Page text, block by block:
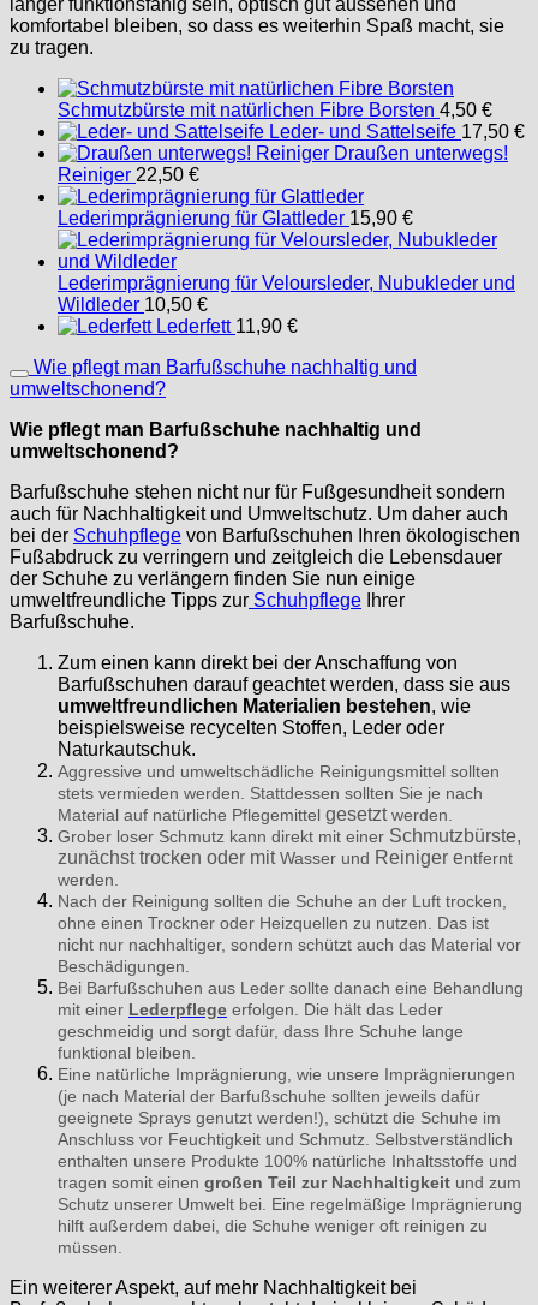
länger funktionsfähig sein, optisch gut aussehen und
komfortabel bleiben, so dass es weiterhin Spaß macht, sie
zu tragen.
Schmutzbürste mit natürlichen Fibre Borsten 4,50 €
Leder- und Sattelseife 17,50 €
Draußen unterwegs!
Reiniger 22,50 €
Lederimprägnierung für Glattleder 15,90 €
Lederimprägnierung für Veloursleder, Nubukleder und
Wildleder 10,50 €
Lederfett 11,90 €
Wie pflegt man Barfußschuhe nachhaltig und
umweltschonend?
Wie pflegt man Barfußschuhe nachhaltig und
umweltschonend?
Barfußschuhe stehen nicht nur für Fußgesundheit sondern
auch für Nachhaltigkeit und Umweltschutz. Um daher auch
bei der Schuhpflege von Barfußschuhen Ihren ökologischen
Fußabdruck zu verringern und zeitgleich die Lebensdauer
der Schuhe zu verlängern finden Sie nun einige
umweltfreundliche Tipps zur Schuhpflege Ihrer
Barfußschuhe.
Zum einen kann direkt bei der Anschaffung von
Barfußschuhen darauf geachtet werden, dass sie aus
umweltfreundlichen Materialien bestehen, wie
beispielsweise recycelten Stoffen, Leder oder
Naturkautschuk.
Aggressive und umweltschädliche Reinigungsmittel sollten
stets vermieden werden. Stattdessen sollten Sie je nach
Material auf natürliche Pflegemittel gesetztwerden.
Grober loser Schmutz kann direkt mit einer Schmutzbürste,
zunächst trocken oder mitWasser und Reiniger entfernt
werden.
Nach der Reinigung sollten die Schuhe an der Luft trocken,
ohne einen Trockner oder Heizquellen zu nutzen. Das ist
nicht nur nachhaltiger, sondern schützt auch das Material vor
Beschädigungen.
Bei Barfußschuhen aus Leder sollte danach eine Behandlung
mit einer Lederpflege erfolgen. Die hält das Leder
geschmeidig und sorgt dafür, dass Ihre Schuhe lange
funktional bleiben.
Eine natürliche Imprägnierung, wie unsere Imprägnierungen
(je nach Material der Barfußschuhe sollten jeweils dafür
geeignete Sprays genutzt werden!), schützt die Schuhe im
Anschluss vor Feuchtigkeit und Schmutz. Selbstverständlich
enthalten unsere Produkte 100% natürliche Inhaltsstoffe und
tragen somit einen großen Teil zur Nachhaltigkeit und zum
Schutz unserer Umwelt bei. Eine regelmäßige Imprägnierung
hilft außerdem dabei, die Schuhe weniger oft reinigen zu
müssen.
Ein weiterer Aspekt, auf mehr Nachhaltigkeit bei